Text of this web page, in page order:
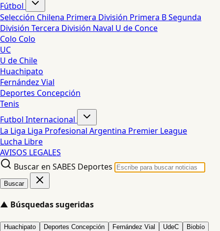
Fútbol
Selección Chilena Primera División Primera BSegunda
División Tercera División Naval U de Conce
Colo Colo
UC
U de Chile
Huachipato
Fernández Vial
Deportes Concepción
Tenis
Futbol Internacional
La Liga Liga Profesional Argentina Premier League
Lucha Libre
AVISOS LEGALES
Buscar en SABES Deportes
Buscar
▲ Búsquedas sugeridas
Huachipato Deportes Concepción Fernández Vial UdeC Biobío